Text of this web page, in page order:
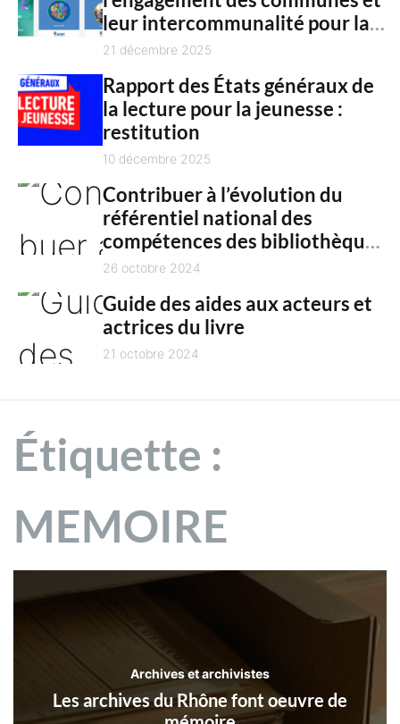
h
leur intercommunalité pour la
culture en 2025
21 décembre 2025
Rapport des États généraux de
la lecture pour la jeunesse :
restitution
10 décembre 2025
Contribuer à l’évolution du
référentiel national des
compétences des bibliothèques
territoriales
26 octobre 2024
Guide des aides aux acteurs et
actrices du livre
21 octobre 2024
Étiquette :
MEMOIRE
Archives et archivistes
Les archives du Rhône font oeuvre de